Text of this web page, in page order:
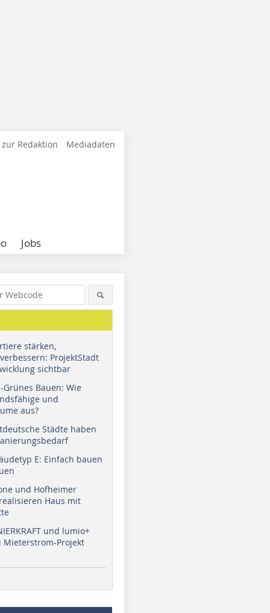
Redaktion Mediadaten
Jobs
stärken,
ProjektStadt
sichtbar
Grünes Bauen: Wie
und
aus?
Städte haben
E: Einfach bauen
und Hofheimer
Haus mit
und lumio+
Mieterstrom-Projekt